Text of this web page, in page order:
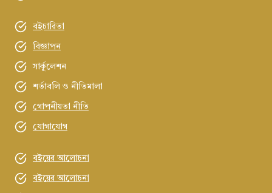
বইচারিতা
বিজ্ঞাপন
সার্কুলেশন
শর্তাবলি ও নীতিমালা
গোপনীয়তা নীতি
যোগাযোগ
বইয়ের আলোচনা
বইয়ের আলোচনা